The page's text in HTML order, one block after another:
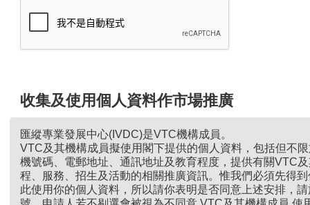
收集及使用個人資料作市場推廣
匯縱專業發展中心(IVDC)是VTC機構成員。
VTC及其機構成員擬使用閣下提供的個人資料，包括但不
機號碼、電郵地址、通訊地址及教育程度，提供有關VTC
程、服務、招生及活動的相關推廣資訊。惟我們必須先得
此使用你的個人資料，所以請你表明是否同意上述安排，